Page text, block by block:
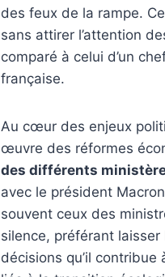
des feux de la rampe.
sans attirer l’attention
comparé à celui d’un
française.
Au cœur des enjeux
œuvre des réformes
des différents
avec le président
souvent ceux des
silence, préférant laisser
décisions qu’il contribue